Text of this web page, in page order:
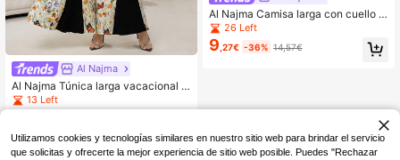
Al Najma
Al Najma Túnica larga vacacional r
omántica y elegante con estampad
o de mariposas y pli egues y vestid
13 Left
Al Najma Camisa larga con cuello d
e blazer y aplicaciones florales de b
loques de color
26 Left
9 ,27€ -36% 14,57€
Utilizamos cookies y tecnologías similares en nuestro sitio web para brindar el servicio
que solicitas y ofrecerte la mejor experiencia de sitio web posible. Puedes "Rechazar